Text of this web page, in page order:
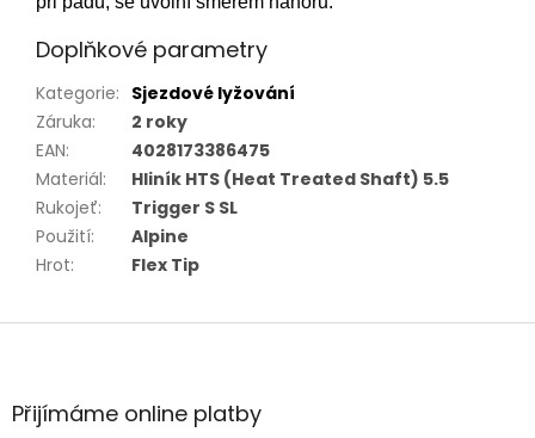
Doplňkové parametry
Kategorie: Sjezdové lyžování
Záruka:
2 roky
EAN:
4028173386475
Materiál:
Hliník HTS (Heat Treated Shaft) 5.5
Rukojeť:
Trigger S SL
Použití:
Alpine
Hrot: Flex Tip
Z
aPřijímáme online platby